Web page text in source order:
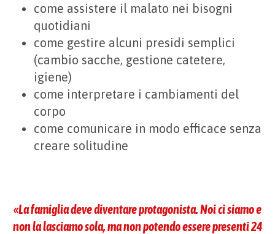
come assistere il malato nei bisogni
quotidiani
come gestire alcuni presidi semplici
(cambio sacche, gestione catetere,
igiene)
come interpretare i cambiamenti del
corpo
come comunicare in modo efficace senza
creare solitudine
«La famiglia deve diventare protagonista. Noi ci siamo e
non la lasciamo sola, ma non potendo essere presenti 24